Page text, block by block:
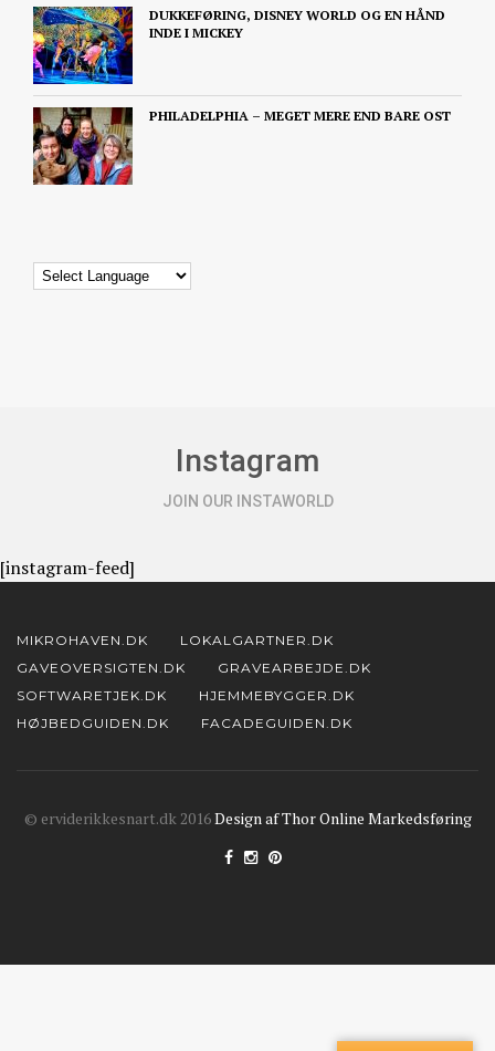
DUKKEFØRING, DISNEY WORLD OG EN HÅND
INDE I MICKEY
PHILADELPHIA – MEGET MERE END BARE OST
Instagram
JOIN OUR INSTAWORLD
[instagram-feed]
MIKROHAVEN.DK
LOKALGARTNER.DK
GAVEOVERSIGTEN.DK
GRAVEARBEJDE.DK
SOFTWARETJEK.DK
HJEMMEBYGGER.DK
HØJBEDGUIDEN.DK
FACADEGUIDEN.DK
© erviderikkesnart.dk 2016Design af Thor Online Markedsføring